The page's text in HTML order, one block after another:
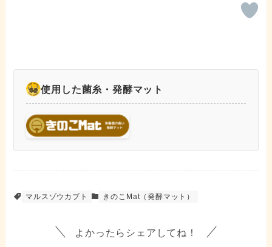
使用した菌糸・発酵マット
マルスゾウカブト きのこMat（発酵マット）
よかったらシェアしてね！